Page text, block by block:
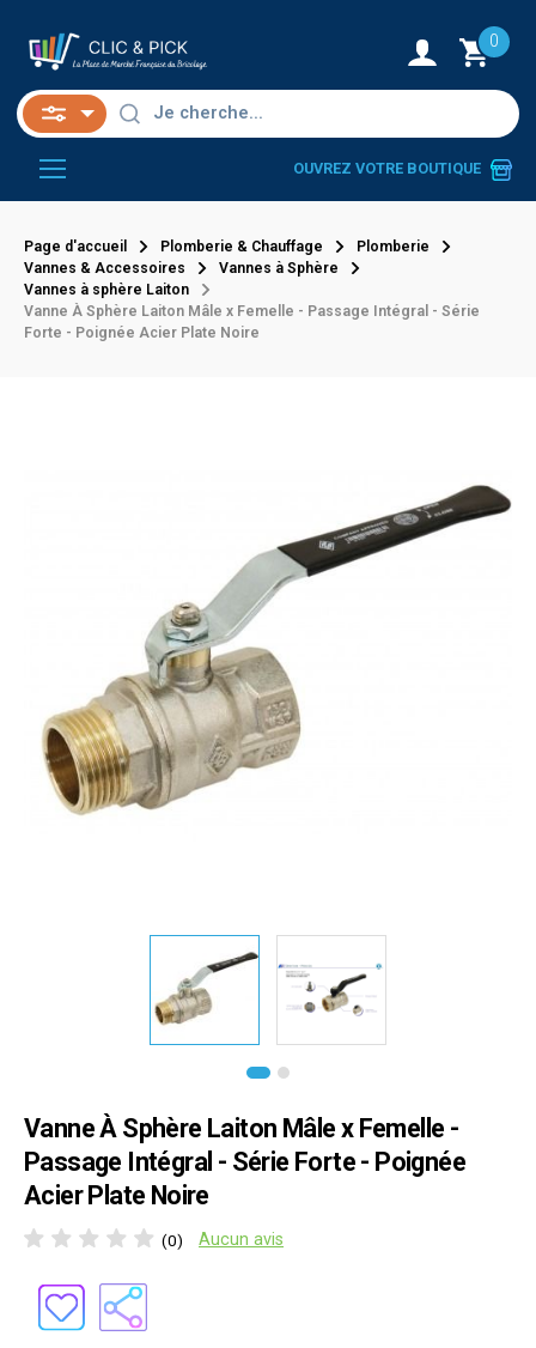
0
OUVREZ VOTRE BOUTIQUE
Page d'accueil Plomberie & Chauffage
Plomberie
Vannes & Accessoires
Vannes à Sphère
Vannes à sphère Laiton
Vanne À Sphère Laiton Mâle x Femelle - Passage Intégral - Série
Forte - Poignée Acier Plate Noire
Vanne À Sphère Laiton Mâle x Femelle -
Passage Intégral - Série Forte - Poignée
Acier Plate Noire
(0) Aucun avis